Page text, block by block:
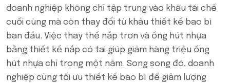
doanh nghiệp không chỉ tập trung vào khâu tái chế
cuối cùng mà còn thay đổi từ khâu thiết kế bao bì
ban đầu. Việc thay thế nắp trơn và ống hút nhựa
bằng thiết kế nắp có tai giúp giảm hàng triệu ống
hút nhựa chỉ trong một năm. Song song đó, doanh
nghiệp cũng tối ưu thiết kế bao bì để giảm lượng